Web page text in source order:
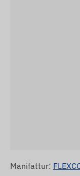
Manifattur: